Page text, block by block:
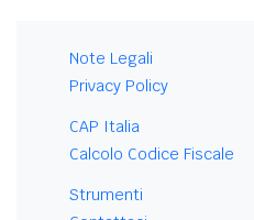
Note Legali
Privacy Policy
CAP Italia
Calcolo Codice Fiscale
Strumenti